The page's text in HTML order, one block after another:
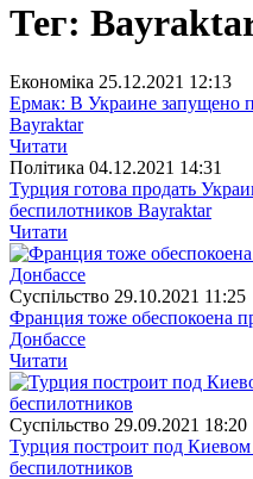
Тег:
Економіка 25.12.2021 12:13
Ермак: В Украине запущено
Bayraktar
Читати
Полiтика 04.12.2021 14:31
Турция готова продать
беспилотников Bayraktar
Читати
Суспiльство 29.10.2021 11:25
Франция тоже обеспокоена
Донбассе
Читати
Суспiльство 29.09.2021 18:20
Турция построит под
беспилотников